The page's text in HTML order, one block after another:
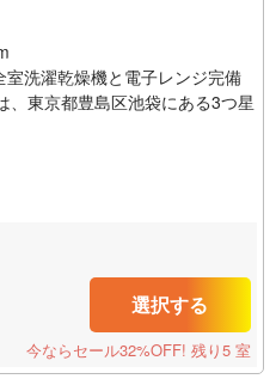
室洗濯乾燥機と電子レンジ完備
東京都豊島区池袋にある3つ星
選択する
今ならセール32%OFF! 残り5 室